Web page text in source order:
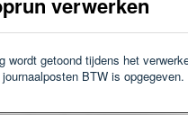
wordt getoond tijdens het
BTW is opgegeven.